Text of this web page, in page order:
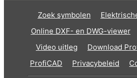
Zoek symbolen
Online DXF- en DWG-viewer
Video uitleg
Download
ProfiCAD
Privacybeleid